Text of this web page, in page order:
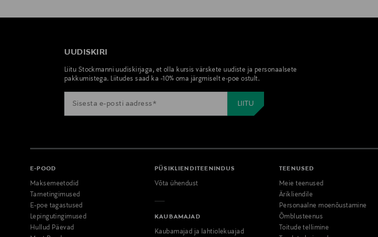
UUDISKIRI
Liitu Stockmanni uudiskirjaga, et olla kursis värskete uudiste ja personaalsete
pakkumistega. Liitudes saad ka -10% oma järgmiselt e-poe ostult.
E-POOD
Maksemeetodid
Tarnetingimused
E-poe tagastused
Lepingutingimused
Hullud Päevad
PÜSIKLIENDITEENINDUS
Võta ühendust
KAUBAMAJAD
Kaubamajad ja lahtiolekuajad
TEENUSED
Meie teenused
Ärikliendile
Personaalne moenõustamine
Õmblusteenus
Toitude tellimine